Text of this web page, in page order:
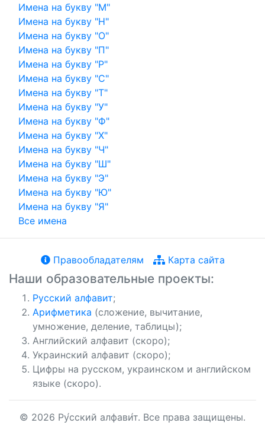
Имена на букву "М"
Имена на букву "Н"
Имена на букву "О"
Имена на букву "П"
Имена на букву "Р"
Имена на букву "С"
Имена на букву "Т"
Имена на букву "У"
Имена на букву "Ф"
Имена на букву "Х"
Имена на букву "Ч"
Имена на букву "Ш"
Имена на букву "Э"
Имена на букву "Ю"
Имена на букву "Я"
Все имена
Правообладателям Карта сайта
Наши образовательные проекты:
Русский алфавит;
Арифметика (сложение, вычитание,
умножение, деление, таблицы);
Английский алфавит (скоро);
Украинский алфавит (скоро);
Цифры на русском, украинском и английском
языке (скоро).
© 2026 Ру́сский алфави́т. Все права защищены.